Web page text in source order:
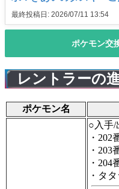
レントラーの
ポケモン名
○入手/
・202
・203
・204
・タ